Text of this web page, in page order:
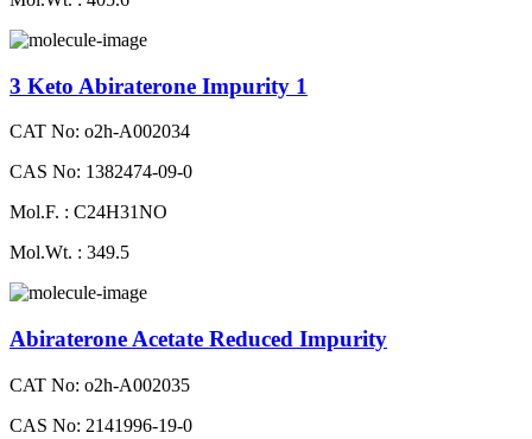
3 Keto Abiraterone Impurity 1
CAT No: o2h-A002034
CAS No: 1382474-09-0
Mol.F. : C24H31NO
Mol.Wt. : 349.5
Abiraterone Acetate Reduced Impurity
CAT No: o2h-A002035
CAS No: 2141996-19-0